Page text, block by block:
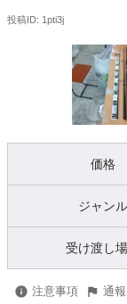
投稿ID: 1pti3j
価格
ジャンル
受け渡し
注意事項 通報